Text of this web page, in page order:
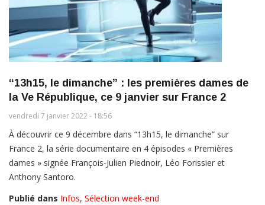
“13h15, le dimanche” : les premières dames de
la Ve République, ce 9 janvier sur France 2
vendredi 7 janvier 2022 - 18:56
À découvrir ce 9 décembre dans “13h15, le dimanche” sur
France 2, la série documentaire en 4 épisodes « Premières
dames » signée François-Julien Piednoir, Léo Forissier et
Anthony Santoro.
Publié dans Infos, Sélection week-end